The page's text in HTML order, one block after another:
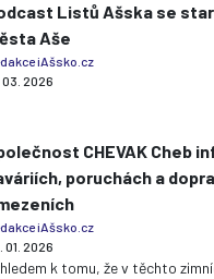
Listů Ašska se
Aše
iAšsko.cz
03. 2026
CHEVAK Cheb
poruchách a
iAšsko.cz
01. 2026
k tomu, že v těchto